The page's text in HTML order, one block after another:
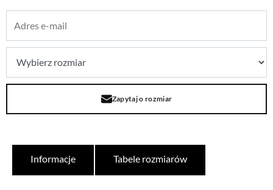
Zapytaj o rozmiar
Informacje Tabele rozmiarów